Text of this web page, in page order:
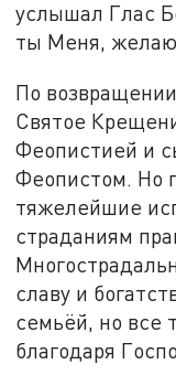
услышал Глас
ты Меня,
По
Святое
Феопистией и
Феопистом. Но
тяжелейшие
страданиям
славу и
семьёй, но все
благодаря